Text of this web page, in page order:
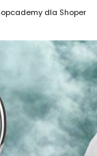
dla Shoper